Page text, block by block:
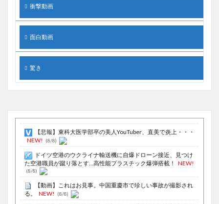
衝撃動画
面白動画
驚き
【悲報】東科大医学部卒の美人YouTuber、直美で炎上・・・
NEW!
(8/8)
ドイツ空港のウクライナ輸送機に自爆ドローン接近、見つけ
た空港職員が蹴り落とす…高性能プラスチック爆弾搭載！
NEW!
(8/8)
【動画】これはお見事。中国重慶市で珍しい事故が撮影され
る。
NEW! (8/8)